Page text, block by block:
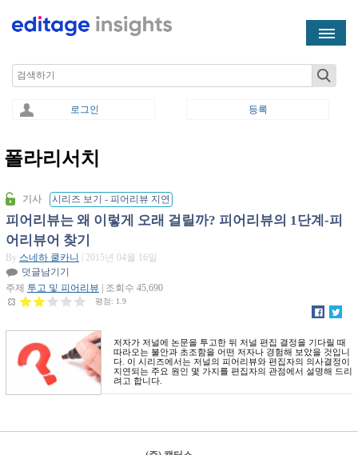
Search
로그인 등록
You are here
폴라리서치
기사 시리즈 보기 - 피어리뷰 지연
피어리뷰는 왜 이렇게 오래 걸릴까? 피어리뷰의 1단계-피
어리뷰어 찾기
By 스네하 쿨카니
| 2015년 04월 16일
덧글남기기
주제 투고 및 피어리뷰 | 조회수 45,690
평점: 1.9
저자가 저널에 논문을 투고한 뒤 저널 편집 결정을 기다릴 때
따라오는 불안과 초조함을 어떤 저자나 경험해 보았을 것입니
다. 이 시리즈에서는 저널의 피어리뷰와 편집자의 의사결정이
지연되는 주요 원인 몇 가지를 편집자의 관점에서 설명해 드리
려고 합니다.